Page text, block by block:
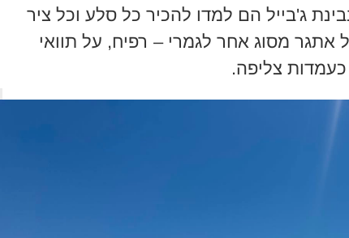
ג'בייל הם למדו להכיר כל סלע וכל ציר
את עצמו מול אתגר מסוג אחר לגמרי – רפיח, על תוואי
צליפה.